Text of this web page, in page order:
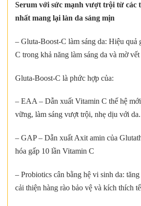
Serum với sức mạnh vượt trội từ các
nhất mang lại làn da sáng mịn
– Gluta-Boost-C làm sáng da: Hiệu quả
C trong khả năng làm sáng da và mờ vết
Gluta-Boost-C là phức hợp của:
– EAA – Dẫn xuất Vitamin C thế hệ
vững, làm sáng vượt trội, nhẹ dịu với da.
– GAP – Dẫn xuất Axit amin của
hóa gấp 10 lần Vitamin C
– Probiotics cân bằng hệ vi sinh da:
cải thiện hàng rào bảo vệ và kích thích